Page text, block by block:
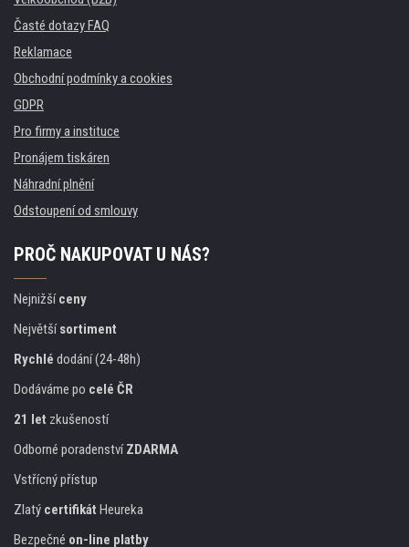
Časté dotazy FAQ
Reklamace
Obchodní podmínky a cookies
GDPR
Pro firmy a instituce
Pronájem tiskáren
Náhradní plnění
Odstoupení od smlouvy
PROČ NAKUPOVAT U NÁS?
Nejnižšíceny
Největšísortiment
Rychlé dodání (24-48h)
Dodáváme po celé ČR
21 let zkušeností
Odborné poradenstvíZDARMA
Vstřícný přístup
Zlatý certifikát Heureka
Bezpečné on-line platby